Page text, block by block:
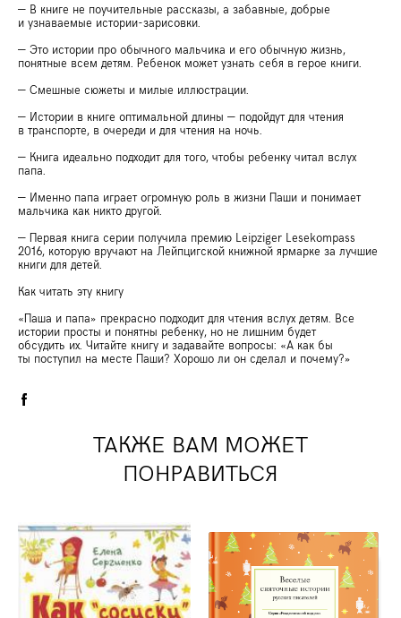
— В книге не поучительные рассказы, а забавные, добрые
и узнаваемые истории-зарисовки.
— Это истории про обычного мальчика и его обычную жизнь,
понятные всем детям. Ребенок может узнать себя в герое книги.
— Смешные сюжеты и милые иллюстрации.
— Истории в книге оптимальной длины — подойдут для чтения
в транспорте, в очереди и для чтения на ночь.
— Книга идеально подходит для того, чтобы ребенку читал вслух
папа.
— Именно папа играет огромную роль в жизни Паши и понимает
мальчика как никто другой.
— Первая книга серии получила премию Leipziger Lesekompass
2016, которую вручают на Лейпцигской книжной ярмарке за лучшие
книги для детей.
Как читать эту книгу
«Паша и папа» прекрасно подходит для чтения вслух детям. Все
истории просты и понятны ребенку, но не лишним будет
обсудить их. Читайте книгу и задавайте вопросы: «А как бы
ты поступил на месте Паши? Хорошо ли он сделал и почему?»
ТАКЖЕ ВАМ МОЖЕТ
ПОНРАВИТЬСЯ